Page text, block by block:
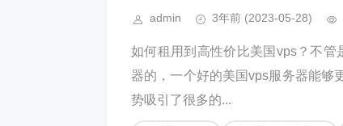
admin 3年前 (2023-05-28)
如何租用到高性价比美国vps？不
器的，一个好的美国vps服务器能够
势吸引了很多的...